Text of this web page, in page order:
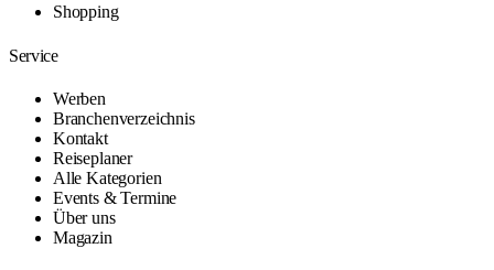
Shopping
Service
Werben
Branchenverzeichnis
Kontakt
Reiseplaner
Alle Kategorien
Events & Termine
Über uns
Magazin